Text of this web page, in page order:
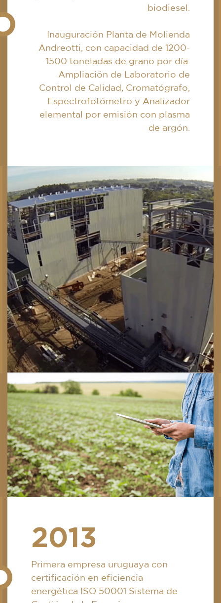
biodiesel.
Inauguración Planta de Molienda
Andreotti, con capacidad de 1200-
1500 toneladas de grano por día.
Ampliación de Laboratorio de
Control de Calidad, Cromatógrafo,
Espectrofotómetro y Analizador
elemental por emisión con plasma
de argón.
2013
Primera empresa uruguaya con
certificación en eficiencia
energética ISO 50001 Sistema de